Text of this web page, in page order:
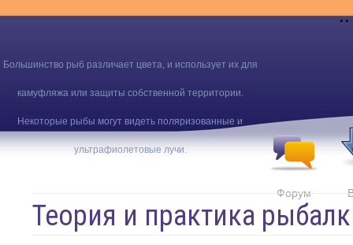
..
Большинство рыб различает цвета, и использует их для
камуфляжа или защиты собственной территории.
Некоторые рыбы могут видеть поляризованные и
ультрафиолетовые лучи.
Форум
Теория и практика